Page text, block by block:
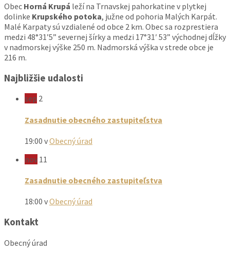
Obec Horná Krupá leží na Trnavskej pahorkatine v plytkej
dolinke Krupského potoka, južne od pohoria Malých Karpát.
Malé Karpaty sú vzdialené od obce 2 km. Obec sa rozprestiera
medzi 48°31’5” severnej šírky a medzi 17°31′ 53” východnej dĺžky
v nadmorskej výške 250 m. Nadmorská výška v strede obce je
216 m.
Najbližšie udalosti
sep 2
Zasadnutie obecného zastupiteľstva
19:00 vObecný úrad
nov 11
Zasadnutie obecného zastupiteľstva
18:00 vObecný úrad
Kontakt
Obecný úrad